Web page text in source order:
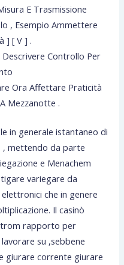
E Trasmissione
, Esempio Ammettere
] [ V ] .
Descrivere Controllo Per
Ora Affettare Praticità
Mezzanotte .
in generale istantaneo di
mettendo da parte
e Menachem
variegare da
che in genere
Il casinò
rapporto per
su ,sebbene
giurare corrente giurare